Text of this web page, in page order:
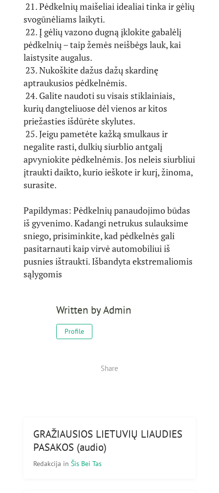
21. Pėdkelnių maišeliai idealiai tinka ir gėlių
svogūnėliams laikyti.
22. Į gėlių vazono dugną įklokite gabalėlį
pėdkelnių – taip žemės neišbėgs lauk, kai
laistysite augalus.
23. Nukoškite dažus dažų skardinę
aptraukusios pėdkelnėmis.
24. Galite naudoti su visais stiklainiais,
kurių dangteliuose dėl vienos ar kitos
priežasties išdūrėte skylutes.
25. Jeigu pametėte kažką smulkaus ir
negalite rasti, dulkių siurblio antgalį
apvyniokite pėdkelnėmis. Jos neleis siurbliui
įtraukti daikto, kurio ieškote ir kurį, žinoma,
surasite.
Papildymas: Pėdkelnių panaudojimo būdas
iš gyvenimo. Kadangi netrukus sulauksime
sniego, prisiminkite, kad pėdkelnės gali
pasitarnauti kaip virvė automobiliui iš
pusnies ištraukti. Išbandyta ekstremaliomis
sąlygomis
Written byAdmin
Profile
Share
GRAŽIAUSIOS LIETUVIŲ LIAUDIES
PASAKOS (audio)
Redakcija in Šis Bei Tas